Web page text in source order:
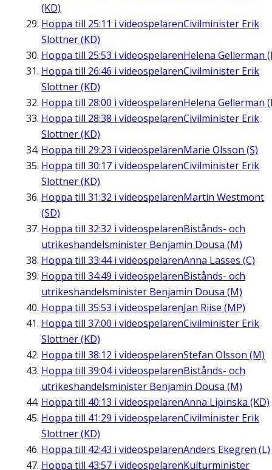
(KD)
Hoppa till 25:11 i videospelarenCivilminister Erik
Slottner (KD)
Hoppa till 25:53 i videospelarenHelena Gellerman
Hoppa till 26:46 i videospelarenCivilminister Erik
Slottner (KD)
Hoppa till 28:00 i videospelarenHelena Gellerman
Hoppa till 28:38 i videospelarenCivilminister Erik
Slottner (KD)
Hoppa till 29:23 i videospelarenMarie Olsson (S)
Hoppa till 30:17 i videospelarenCivilminister Erik
Slottner (KD)
Hoppa till 31:32 i videospelarenMartin Westmont
(SD)
Hoppa till 32:32 i videospelarenBistånds- och
utrikeshandelsminister Benjamin Dousa (M)
Hoppa till 33:44i videospelarenAnna Lasses (C)
Hoppa till 34:49 i videospelarenBistånds- och
utrikeshandelsminister Benjamin Dousa (M)
Hoppa till 35:53 i videospelarenJan Riise (MP)
Hoppa till 37:00 i videospelarenCivilminister Erik
Slottner (KD)
Hoppa till 38:12 i videospelarenStefan Olsson (M)
Hoppa till 39:04i videospelarenBistånds- och
utrikeshandelsminister Benjamin Dousa (M)
Hoppa till 40:13 i videospelarenAnna Lipinska (KD)
Hoppa till 41:29 i videospelarenCivilminister Erik
Slottner (KD)
Hoppa till 42:43 i videospelarenAnders Ekegren (L)
Hoppa till 43:57 i videospelarenKulturminister